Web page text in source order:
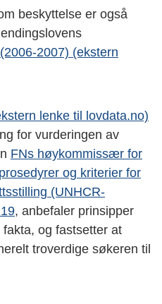
beskyttelse er også
2007) (ekstern
lenke til lovdata.no)
for vurderingen av
FNs høykommissær for
og kriterier for
(UNHCR-
, anbefaler prinsipper
og fastsetter at
troverdige søkeren til